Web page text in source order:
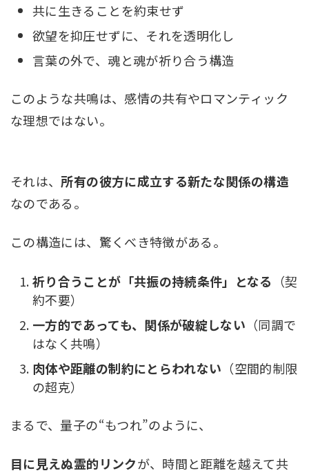
共に生きることを約束せず
欲望を抑圧せずに、それを透明化し
言葉の外で、魂と魂が祈り合う構造
このような共鳴は、感情の共有やロマンティック
な理想ではない。
それは、 所有の彼方に成立する新たな関係の構造
なのである。
この構造には、驚くべき特徴がある。
祈り合うことが「共振の持続条件」となる （契
約不要）
一方的であっても、関係が破綻しない （同調で
はなく共鳴）
肉体や距離の制約にとらわれない （空間的制限
の超克）
まるで、量子の“もつれ”のように、
目に見えぬ霊的リンクが、時間と距離を越えて共